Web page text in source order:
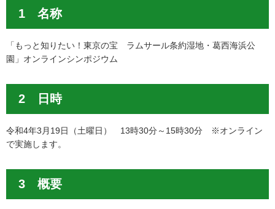
1 名称
「もっと知りたい！東京の宝 ラムサール条約湿地・葛西海浜公
園」オンラインシンポジウム
2 日時
令和4年3月19日（土曜日） 13時30分～15時30分 ※オンライン
で実施します。
3 概要